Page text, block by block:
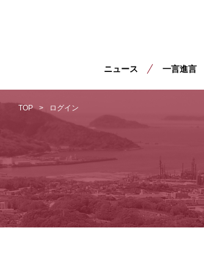
ニュース 一言進言
TOP ログイン